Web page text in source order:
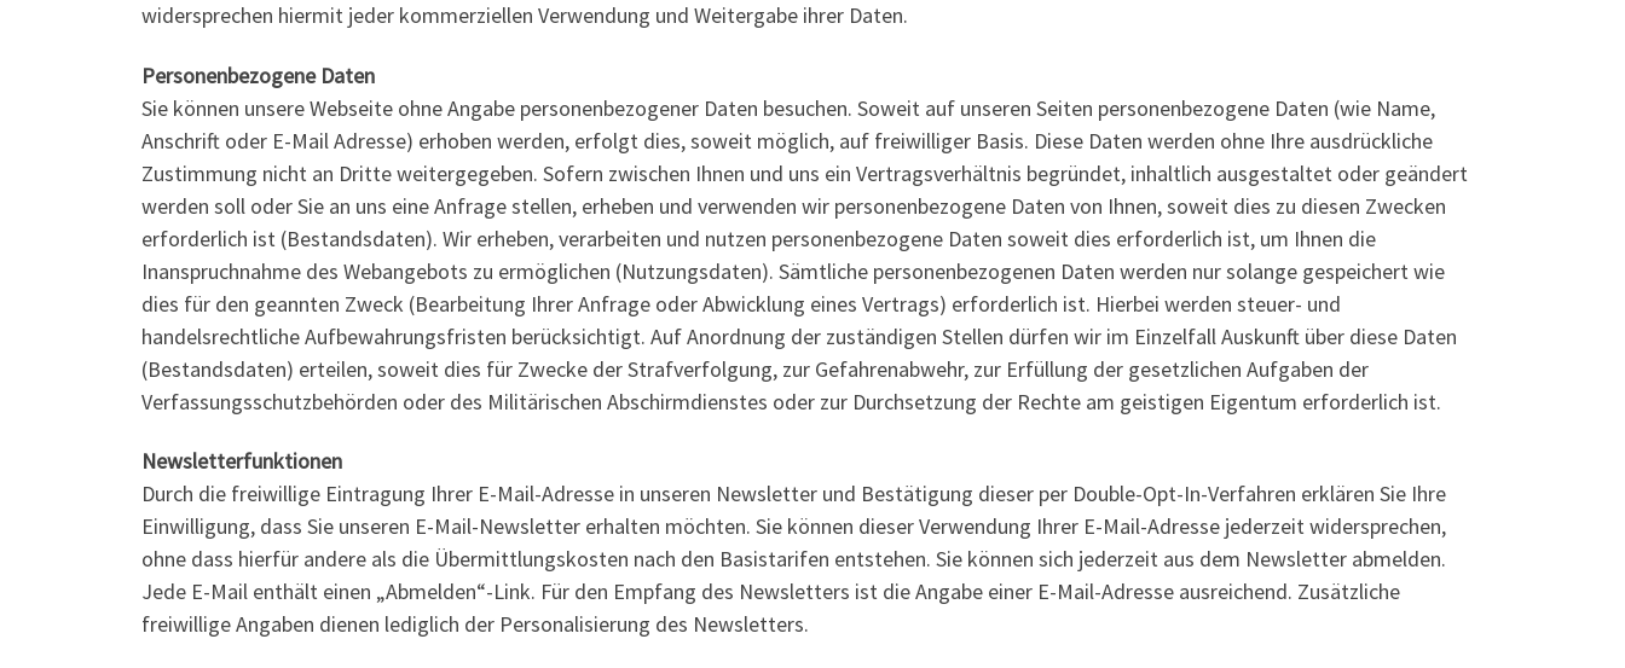
widersprechen hiermit jeder kommerziellen Verwendung und Weitergabe ihrer Daten.
Personenbezogene Daten
Sie können unsere Webseite ohne Angabe personenbezogener Daten besuchen. Soweit auf unseren Seiten personenbezogene Daten (wie Name,
Anschrift oder E-Mail Adresse) erhoben werden, erfolgt dies, soweit möglich, auf freiwilliger Basis. Diese Daten werden ohne Ihre ausdrückliche
Zustimmung nicht an Dritte weitergegeben. Sofern zwischen Ihnen und uns ein Vertragsverhältnis begründet, inhaltlich ausgestaltet oder geändert
werden soll oder Sie an uns eine Anfrage stellen, erheben und verwenden wir personenbezogene Daten von Ihnen, soweit dies zu diesen Zwecken
erforderlich ist (Bestandsdaten). Wir erheben, verarbeiten und nutzen personenbezogene Daten soweit dies erforderlich ist, um Ihnen die
Inanspruchnahme des Webangebots zu ermöglichen (Nutzungsdaten). Sämtliche personenbezogenen Daten werden nur solange gespeichert wie
dies für den geannten Zweck (Bearbeitung Ihrer Anfrage oder Abwicklung eines Vertrags) erforderlich ist. Hierbei werden steuer- und
handelsrechtliche Aufbewahrungsfristen berücksichtigt. Auf Anordnung der zuständigen Stellen dürfen wir im Einzelfall Auskunft über diese Daten
(Bestandsdaten) erteilen, soweit dies für Zwecke der Strafverfolgung, zur Gefahrenabwehr, zur Erfüllung der gesetzlichen Aufgaben der
Verfassungsschutzbehörden oder des Militärischen Abschirmdienstes oder zur Durchsetzung der Rechte am geistigen Eigentum erforderlich ist.
Newsletterfunktionen
Durch die freiwillige Eintragung Ihrer E-Mail-Adresse in unseren Newsletter und Bestätigung dieser per Double-Opt-In-Verfahren erklären Sie Ihre
Einwilligung, dass Sie unseren E-Mail-Newsletter erhalten möchten. Sie können dieser Verwendung Ihrer E-Mail-Adresse jederzeit widersprechen,
ohne dass hierfür andere als die Übermittlungskosten nach den Basistarifen entstehen. Sie können sich jederzeit aus dem Newsletter abmelden.
Jede E-Mail enthält einen „Abmelden“-Link. Für den Empfang des Newsletters ist die Angabe einer E-Mail-Adresse ausreichend. Zusätzliche
freiwillige Angaben dienen lediglich der Personalisierung des Newsletters.